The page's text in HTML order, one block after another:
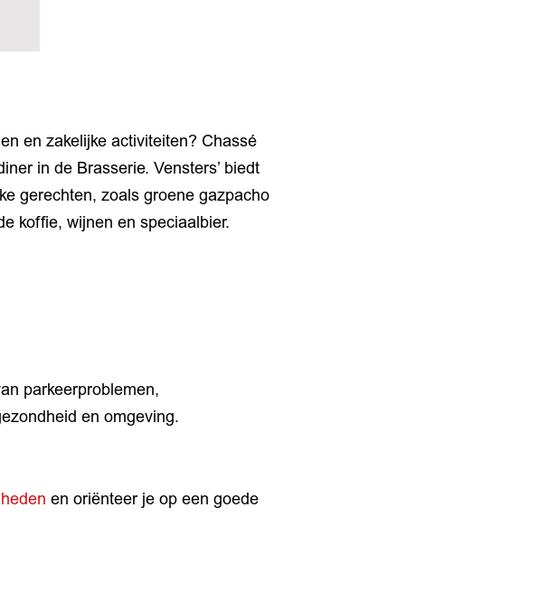
en zakelijke activiteiten? Chassé
in de Brasserie. Vensters’ biedt
gerechten, zoals groene gazpacho
koffie, wijnen en speciaalbier.
parkeerproblemen,
en omgeving.
en oriënteer je op een goede